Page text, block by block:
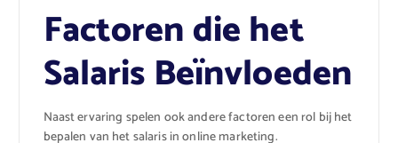
Factoren die het
Salaris Beïnvloeden
Naast ervaring spelen ook andere factoren een rol bij het
bepalen van het salaris in online marketing.